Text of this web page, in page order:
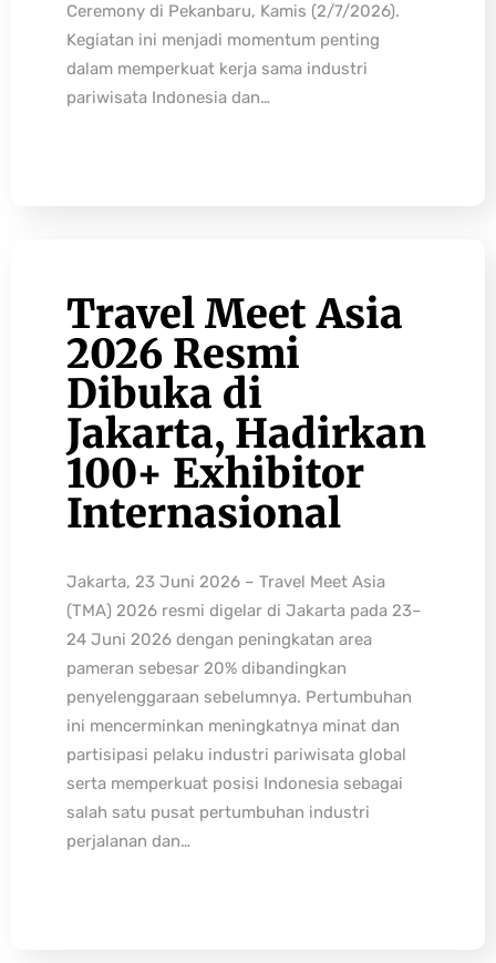
Ceremony di Pekanbaru, Kamis (2/7/2026).
Kegiatan ini menjadi momentum penting
dalam memperkuat kerja sama industri
pariwisata Indonesia dan…
Travel Meet Asia
2026 Resmi
Dibuka di
Jakarta, Hadirkan
100+ Exhibitor
Internasional
Jakarta, 23 Juni 2026 – Travel Meet Asia
(TMA) 2026 resmi digelar di Jakarta pada 23–
24 Juni 2026 dengan peningkatan area
pameran sebesar 20% dibandingkan
penyelenggaraan sebelumnya. Pertumbuhan
ini mencerminkan meningkatnya minat dan
partisipasi pelaku industri pariwisata global
serta memperkuat posisi Indonesia sebagai
salah satu pusat pertumbuhan industri
perjalanan dan…